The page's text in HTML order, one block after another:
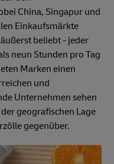
China, Singapur und
Einkaufsmärkte
beliebt - jeder
neun Stunden pro Tag
Marken einen
und
Unternehmen sehen
geografischen Lage
gegenüber.